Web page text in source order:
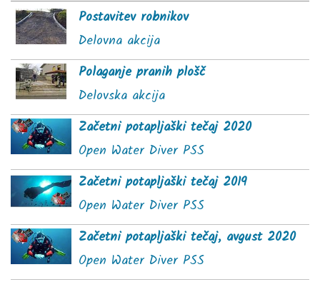
Postavitev robnikov
Delovna akcija
Polaganje pranih plošč
Delovska akcija
Začetni potapljaški tečaj 2020
Open Water Diver PSS
Začetni potapljaški tečaj 2019
Open Water Diver PSS
Začetni potapljaški tečaj, avgust 2020
Open Water Diver PSS